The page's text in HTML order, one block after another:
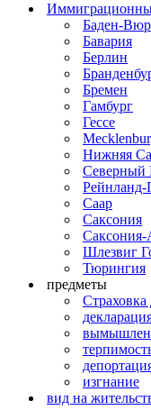
Баден-
Бавария
Берлин
Бремен
Гамбург
Гессе
Нижняя
Северный
Саар
Саксония
Саксония-
Шлезвиг
Тюрингия
предметы
Страховка
изгнание
вид на